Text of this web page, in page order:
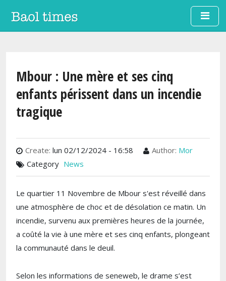
Aller au contenu principal
Mbour : Une mère et ses cinq
enfants périssent dans un incendie
tragique
Create: lun 02/12/2024 - 16:58 Author: Mor
Category News
Le quartier 11 Novembre de Mbour s'est réveillé dans
une atmosphère de choc et de désolation ce matin. Un
incendie, survenu aux premières heures de la journée,
a coûté la vie à une mère et ses cinq enfants, plongeant
la communauté dans le deuil.
Selon les informations de seneweb, le drame s’est